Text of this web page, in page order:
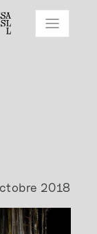
2018